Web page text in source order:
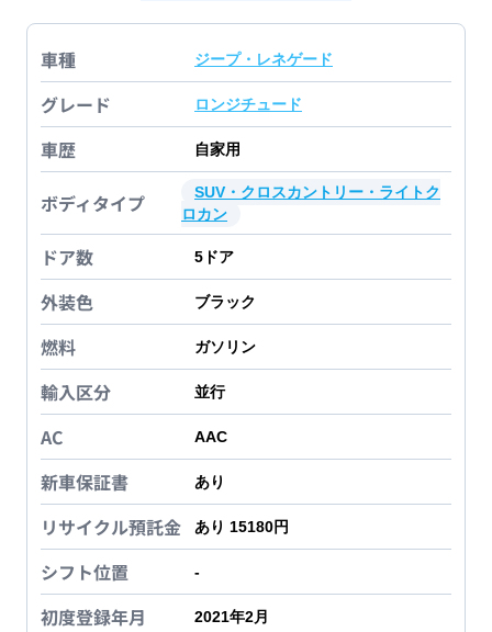
車種 ジープ・レネゲード
グレード ロンジチュード
車歴 自家用
ボディタイプ
SUV・クロスカントリー・ライトク
ロカン
ドア数 5 ドア
外装色 ブラック
燃料 ガソリン
輸入区分 並行
AC AAC
新車保証書 あり
リサイクル預託金 あり 15180円
シフト位置 -
初度登録年月 2021年2月